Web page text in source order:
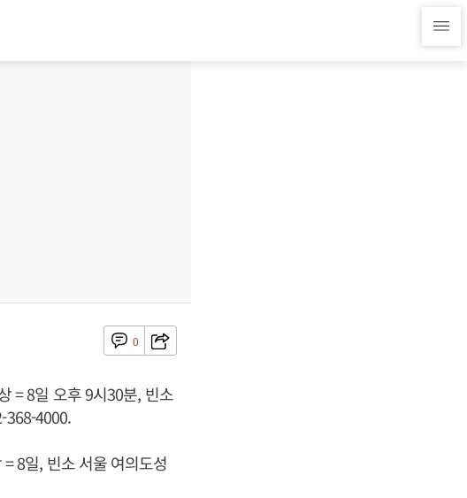
0
= 8일 오후 9시30분, 빈소
368-4000.
8일, 빈소 서울 여의도성